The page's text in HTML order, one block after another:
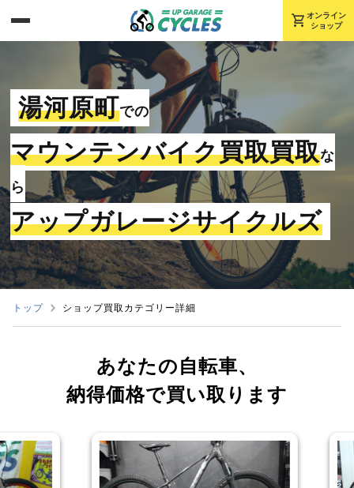
shopping_cart オンライン
ショップ
湯河原町での
マウンテンバイク買取買取な
ら
アップガレージサイクルズ
トップ ショップ買取カテゴリー詳細
あなたの自転車、
納得価格で買い取ります